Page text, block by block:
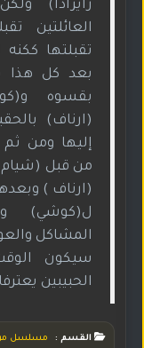
رايزادا)
العائلتين
تقبلتها ككنه
بعد كل هذا
بقسوه
(ارناف)
إليها ومن
من قبل
(ارناف )
ل(كوشي)
المشاكل
سيكون
الحبيبين
القسم : مسلسل من